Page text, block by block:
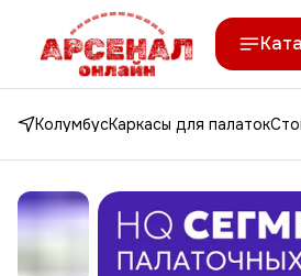
КолумбусКаркасы для палаток